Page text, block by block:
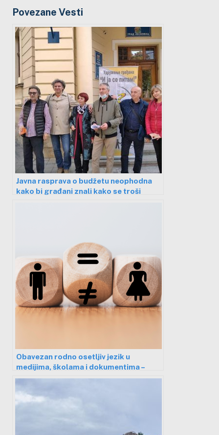
Povezane Vesti
Javna rasprava o budžetu neophodna
kako bi građani znali kako se troši
Obavezan rodno osetljiv jezik u
medijima, školama i dokumentima –
neostvarena želja